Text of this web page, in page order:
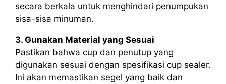
secara berkala untuk menghindari penumpukan
sisa-sisa minuman.
3. Gunakan Material yang Sesuai
Pastikan bahwa cup dan penutup yang
digunakan sesuai dengan spesifikasi cup sealer.
Ini akan memastikan segel yang baik dan